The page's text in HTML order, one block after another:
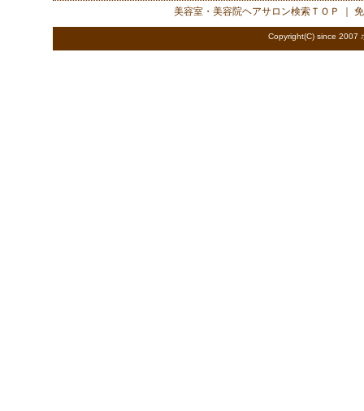
美容室・美容院ヘアサロン検索 ＴＯＰ ｜
Copyright(C) since 2007